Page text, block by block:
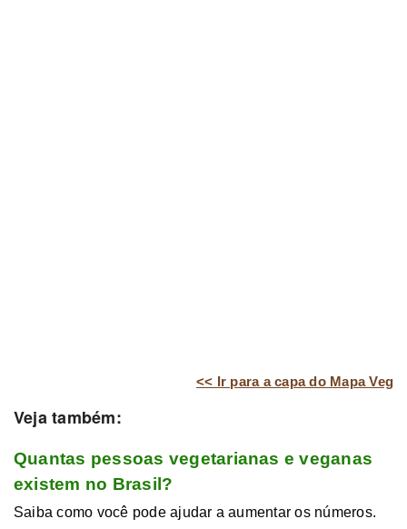
<< Ir para a capa do Mapa Veg
Veja também:
Quantas pessoas vegetarianas e veganas
existem no Brasil?
Saiba como você pode ajudar a aumentar os números.